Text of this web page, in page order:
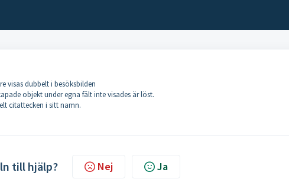
visas dubbelt i besöksbilden
objekt under egna fält inte visades är löst.
citattecken i sitt namn.
till hjälp? Nej Ja